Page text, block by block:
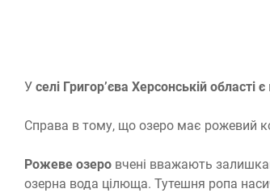
У селі Григор’єва Херсонській області є
Справа в тому, що озеро має рожевий
Рожеве озеро вчені вважають
озерна вода цілюща. Тутешня ропа